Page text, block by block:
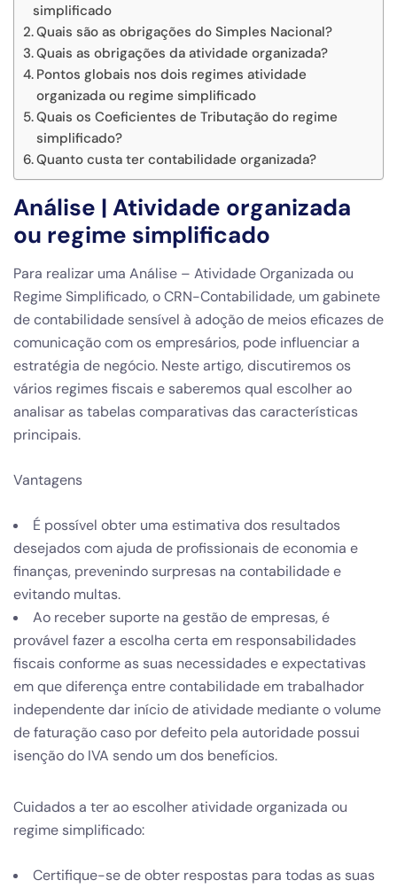
simplificado
Quais são as obrigações do Simples Nacional?
Quais as obrigações da atividade organizada?
Pontos globais nos dois regimes atividade
organizada ou regime simplificado
Quais os Coeficientes de Tributação do regime
simplificado?
Quanto custa ter contabilidade organizada?
Análise | Atividade organizada
ou regime simplificado
Para realizar uma Análise – Atividade Organizada ou
Regime Simplificado, o CRN-Contabilidade, um gabinete
de contabilidade sensível à adoção de meios eficazes de
comunicação com os empresários, pode influenciar a
estratégia de negócio. Neste artigo, discutiremos os
vários regimes fiscais e saberemos qual escolher ao
analisar as tabelas comparativas das características
principais.
Vantagens
É possível obter uma estimativa dos resultados
desejados com ajuda de profissionais de economia e
finanças, prevenindo surpresas na contabilidade e
evitando multas.
Ao receber suporte na gestão de empresas, é
provável fazer a escolha certa em responsabilidades
fiscais conforme as suas necessidades e expectativas
em que diferença entre contabilidade em trabalhador
independente dar início de atividade mediante o volume
de faturação caso por defeito pela autoridade possui
isenção do IVA sendo um dos benefícios.
Cuidados a ter ao escolher atividade organizada ou
regime simplificado:
Certifique-se de obter respostas para todas as suas